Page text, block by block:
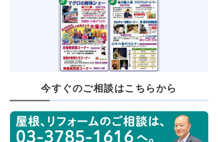
今すぐのご相談はこちらから